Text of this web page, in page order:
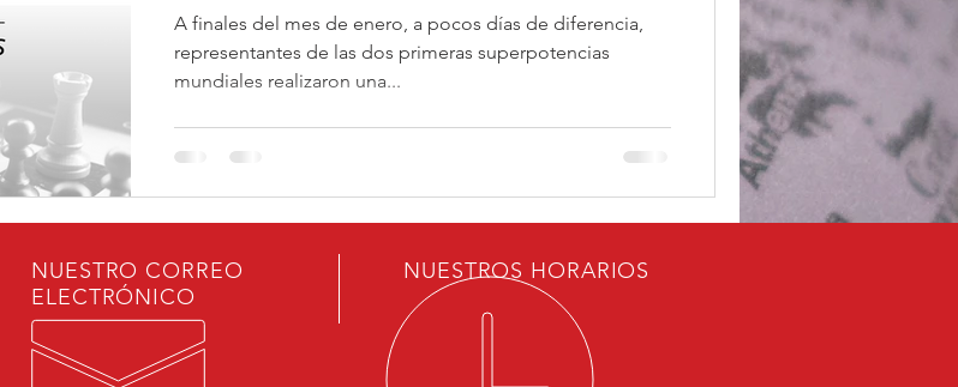
A finales del mes de enero, a pocos días de diferencia,
representantes de las dos primeras superpotencias
mundiales realizaron una...
NUESTRO CORREO
ELECTRÓNICO
NUESTROS HORARIOS